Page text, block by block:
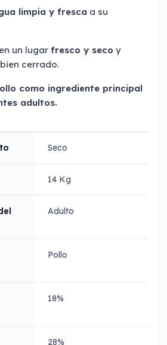
limpia y fresca a su
un lugar fresco y seco y
cerrado.
como ingrediente principal
adultos.
Seco
14 Kg
Adulto
Pollo
18%
28%